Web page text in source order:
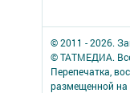
© 2011 - 2026.
© ТАТМЕДИА.
Перепечатка,
размещенной на